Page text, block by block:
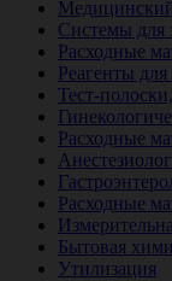
Системы для
Расходные
Реагенты
Тест-
Расходные
Расходные
Бытовая
Утилизация